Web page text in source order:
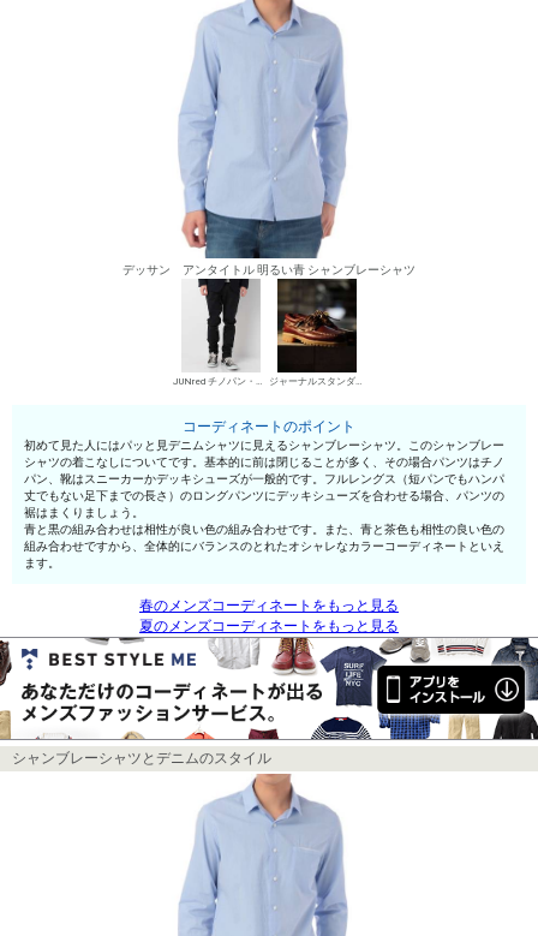
デッサン アンタイトル 明るい青 シャンブレーシャツ
JUNred チノパン・綿パン ジャーナルスタンダード デッキシューズ
コーディネートのポイント
初めて見た人にはパッと見デニムシャツに見えるシャンブレーシャツ。このシャンブレー
シャツの着こなしについてです。基本的に前は閉じることが多く、その場合パンツはチノ
パン、靴はスニーカーかデッキシューズが一般的です。フルレングス（短パンでもハンパ
丈でもない足下までの長さ）のロングパンツにデッキシューズを合わせる場合、パンツの
裾はまくりましょう。
青と黒の組み合わせは相性が良い色の組み合わせです。また、青と茶色も相性の良い色の
組み合わせですから、全体的にバランスのとれたオシャレなカラーコーディネートといえ
ます。
春のメンズコーディネートをもっと見る
夏のメンズコーディネートをもっと見る
シャンブレーシャツとデニムのスタイル